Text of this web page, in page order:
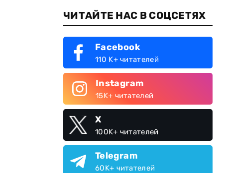
ЧИТАЙТЕ НАС В СОЦСЕТЯХ
Facebook
110 K+ читателей
Instagram
15K+ читателей
X
100K+ читателей
Telegram
60K+ читателей